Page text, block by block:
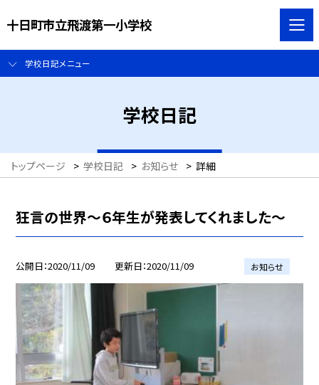
十日町市立飛渡第一小学校
学校日記メニュー
学校日記
トップページ > 学校日記 > お知らせ > 詳細
狂言の世界〜６年生が発表してくれました〜
公開日 2020/11/09 更新日 2020/11/09 お知らせ